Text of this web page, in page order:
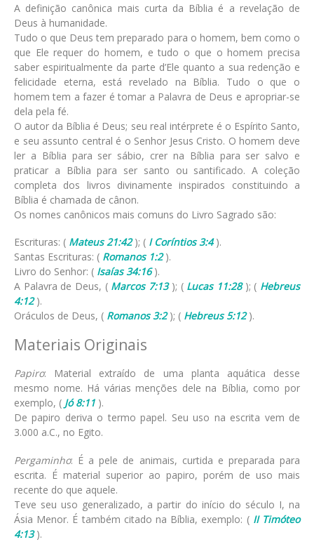
A definição canônica mais curta da Bíblia é a revelação de
Deus à humanidade.
Tudo o que Deus tem preparado para o homem, bem como o
que Ele requer do homem, e tudo o que o homem precisa
saber espiritualmente da parte d’Ele quanto a sua redenção e
felicidade eterna, está revelado na Bíblia. Tudo o que o
homem tem a fazer é tomar a Palavra de Deus e apropriar-se
dela pela fé.
O autor da Bíblia é Deus; seu real intérprete é o Espírito Santo,
e seu assunto central é o Senhor Jesus Cristo. O homem deve
ler a Bíblia para ser sábio, crer na Bíblia para ser salvo e
praticar a Bíblia para ser santo ou santificado. A coleção
completa dos livros divinamente inspirados constituindo a
Bíblia é chamada de cânon.
Os nomes canônicos mais comuns do Livro Sagrado são:
Escrituras: ( Mateus 21:42); ( I Coríntios 3:4).
Santas Escrituras: ( Romanos 1:2).
Livro do Senhor: ( Isaías 34:16).
A Palavra de Deus, ( Marcos 7:13); ( Lucas 11:28); ( Hebreus
4:12).
Oráculos de Deus, ( Romanos 3:2); ( Hebreus 5:12).
Materiais Originais
Papiro: Material extraído de uma planta aquática desse
mesmo nome. Há várias menções dele na Bíblia, como por
exemplo, ( Jó 8:11 ).
De papiro deriva o termo papel. Seu uso na escrita vem de
3.000 a.C., no Egito.
Pergaminho: É a pele de animais, curtida e preparada para
escrita. É material superior ao papiro, porém de uso mais
recente do que aquele.
Teve seu uso generalizado, a partir do início do século I, na
Ásia Menor. É também citado na Bíblia, exemplo: ( II Timóteo
4:13).